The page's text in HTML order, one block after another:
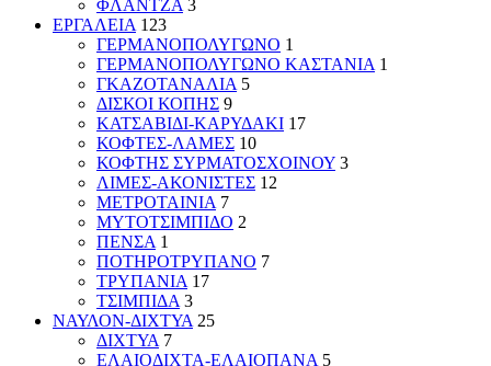
ΦΛΑΝΤΖΑ 3
ΕΡΓΑΛΕΙΑ 123
ΓΕΡΜΑΝΟΠΟΛΥΓΩΝΟ 1
ΓΕΡΜΑΝΟΠΟΛΥΓΩΝΟ ΚΑΣΤΑΝΙΑ 1
ΓΚΑΖΟΤΑΝΑΛΙΑ 5
ΔΙΣΚΟΙ ΚΟΠΗΣ 9
ΚΑΤΣΑΒΙΔΙ-ΚΑΡΥΔΑΚΙ 17
ΚΟΦΤΕΣ-ΛΑΜΕΣ 10
ΚΟΦΤΗΣ ΣΥΡΜΑΤΟΣΧΟΙΝΟΥ 3
ΛΙΜΕΣ-ΑΚΟΝΙΣΤΕΣ 12
ΜΕΤΡΟΤΑΙΝΙΑ 7
ΜΥΤΟΤΣΙΜΠΙΔΟ 2
ΠΕΝΣΑ 1
ΠΟΤΗΡΟΤΡΥΠΑΝΟ 7
ΤΡΥΠΑΝΙΑ 17
ΤΣΙΜΠΙΔΑ 3
ΝΑΥΛΟΝ-ΔΙΧΤΥΑ 25
ΔΙΧΤΥΑ 7
ΕΛΑΙΟΔΙΧΤΑ-ΕΛΑΙΟΠΑΝΑ 5